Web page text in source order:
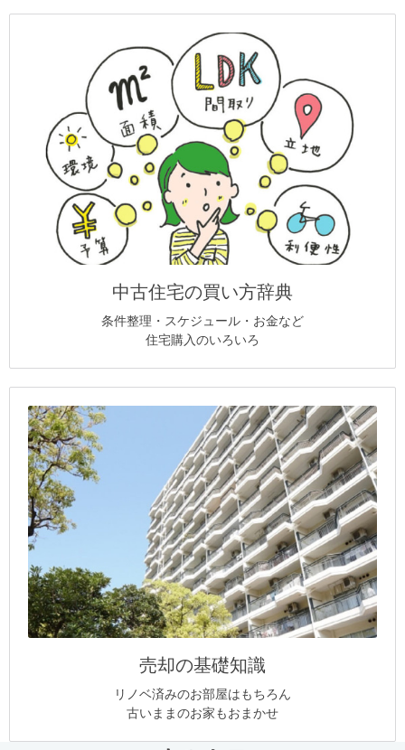
中古住宅の買い方辞典
条件整理・スケジュール・お金など
住宅購入のいろいろ
売却の基礎知識
リノベ済みのお部屋はもちろん
古いままのお家もおまかせ